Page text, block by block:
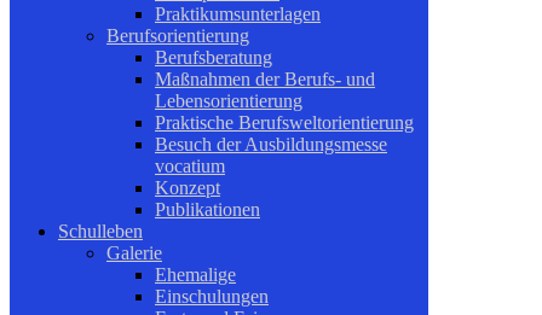
Praktikumsunterlagen
Berufsorientierung
Berufsberatung
Maßnahmen der Berufs- und
Lebensorientierung
Praktische Berufsweltorientierung
Besuch der Ausbildungsmesse
vocatium
Konzept
Publikationen
Schulleben
Galerie
Ehemalige
Einschulungen